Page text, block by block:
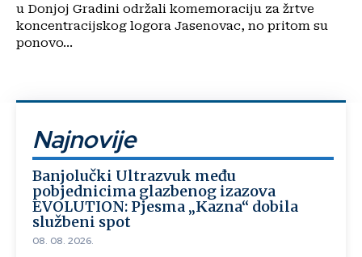
u Donjoj Gradini održali komemoraciju za žrtve
koncentracijskog logora Jasenovac, no pritom su
ponovo...
Najnovije
Banjolučki Ultrazvuk među
pobjednicima glazbenog izazova
EVOLUTION: Pjesma „Kazna“ dobila
službeni spot
08. 08. 2026.